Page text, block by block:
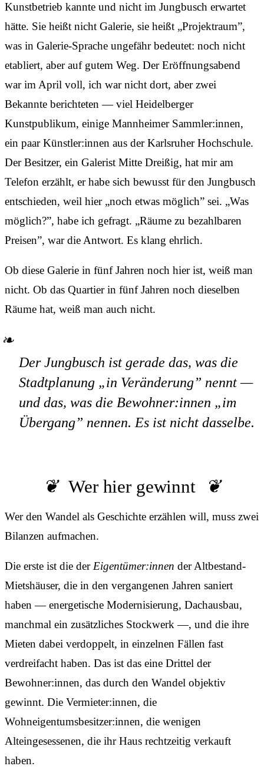
Kunstbetrieb kannte und nicht im Jungbusch erwartet
hätte. Sie heißt nicht Galerie, sie heißt „Projektraum”,
was in Galerie-Sprache ungefähr bedeutet: noch nicht
etabliert, aber auf gutem Weg. Der Eröffnungsabend
war im April voll, ich war nicht dort, aber zwei
Bekannte berichteten — viel Heidelberger
Kunstpublikum, einige Mannheimer Sammler:innen,
ein paar Künstler:innen aus der Karlsruher Hochschule.
Der Besitzer, ein Galerist Mitte Dreißig, hat mir am
Telefon erzählt, er habe sich bewusst für den Jungbusch
entschieden, weil hier „noch etwas möglich” sei. „Was
möglich?”, habe ich gefragt. „Räume zu bezahlbaren
Preisen”, war die Antwort. Es klang ehrlich.
Ob diese Galerie in fünf Jahren noch hier ist, weiß man
nicht. Ob das Quartier in fünf Jahren noch dieselben
Räume hat, weiß man auch nicht.
Der Jungbusch ist gerade das, was die
Stadtplanung „in Veränderung” nennt —
und das, was die Bewohner:innen „im
Übergang” nennen. Es ist nicht dasselbe.
Wer hier gewinnt
Wer den Wandel als Geschichte erzählen will, muss zwei
Bilanzen aufmachen.
Die erste ist die der Eigentümer:innen der Altbestand-
Mietshäuser, die in den vergangenen Jahren saniert
haben — energetische Modernisierung, Dachausbau,
manchmal ein zusätzliches Stockwerk —, und die ihre
Mieten dabei verdoppelt, in einzelnen Fällen fast
verdreifacht haben. Das ist das eine Drittel der
Bewohner:innen, das durch den Wandel objektiv
gewinnt. Die Vermieter:innen, die
Wohneigentumsbesitzer:innen, die wenigen
Alteingesessenen, die ihr Haus rechtzeitig verkauft
haben.